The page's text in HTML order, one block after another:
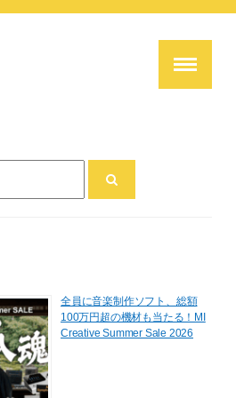
全員に音楽制作ソフト、総額
100万円超の機材も当たる！MI
Creative Summer Sale 2026